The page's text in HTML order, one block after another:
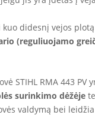
didesnį vejos
(reguliuojamo
STIHL RMA 443 PV
surinkimo dėžėje
valdymą bei